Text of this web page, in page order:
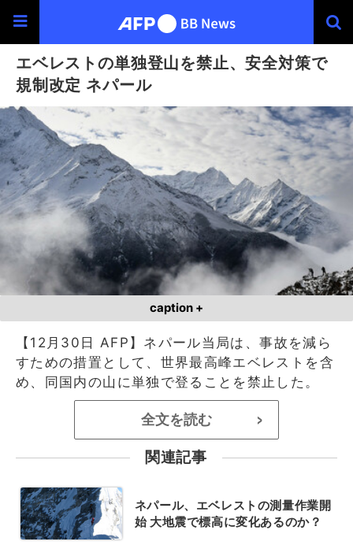
エベレストの単独登山を禁止、安全対策で
規制改定 ネパール
caption +
【12月30日 AFP】ネパール当局は、事故を減ら
すための措置として、世界最高峰エベレストを含
め、同国内の山に単独で登ることを禁止した。
全文を読む >
関連記事
ネパール、エベレストの測量作業開
始 大地震で標高に変化あるのか？